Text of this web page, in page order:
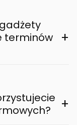
terminów
+
+